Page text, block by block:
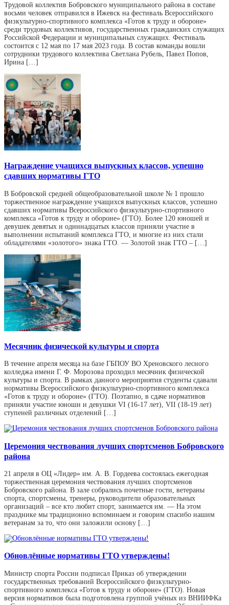
Трудовой коллектив Бобровского муниципального района в составе
восьми человек отправился в Ижевск на фестиваль Всероссийского
физкультурно-спортивного комплекса «Готов к труду и обороне»
среди трудовых коллективов, государственных гражданских служащих
Российской Федерации и муниципальных служащих. Фестиваль
состоится с 12 мая по 17 мая 2023 года. В состав команды вошли
сотрудники трудового коллектива Светлана Рубель, Павел Попов,
Ирина […]
Награждение учащихся выпускных классов, успешно
сдавших нормативы ГТО
В Бобровской средней общеобразовательной школе № 1 прошло
торжественное награждение учащихся выпускных классов, успешно
сдавших нормативы Всероссийского физкультурно-спортивного
комплекса «Готов к труду и обороне» (ГТО). Более 120 юношей и
девушек девятых и одиннадцатых классов приняли участие в
выполнении испытаний комплекса ГТО, и многие из них стали
обладателями «золотого» знака ГТО. — Золотой знак ГТО – […]
Месячник физической культуры и спорта
В течение апреля месяца на базе ГБПОУ ВО Хреновского лесного
колледжа имени Г. Ф. Морозова проходил месячник физической
культуры и спорта. В рамках данного мероприятия студенты сдавали
нормативы Всероссийского физкультурно-спортивного комплекса
«Готов к труду и обороне» (ГТО). Поэтапно, в сдаче нормативов
приняли участие юноши и девушки VI (16-17 лет), VII (18-19 лет)
ступеней различных отделений […]
Церемония чествования лучших спортсменов Бобровского
района
21 апреля в ОЦ «Лидер» им. А. В. Гордеева состоялась ежегодная
торжественная церемония чествования лучших спортсменов
Бобровского района. В зале собрались почетные гости, ветераны
спорта, спортсмены, тренеры, руководители образовательных
организаций – все кто любит спорт, занимается им. — На этом
празднике мы традиционно вспоминаем и говорим спасибо нашим
ветеранам за то, что они заложили основу […]
Обновлённые нормативы ГТО утверждены!
Министр спорта России подписал Приказ об утверждении
государственных требований Всероссийского физкультурно-
спортивного комплекса «Готов к труду и обороне» (ГТО). Новая
версия нормативов была подготовлена группой учёных из ВНИИФКа